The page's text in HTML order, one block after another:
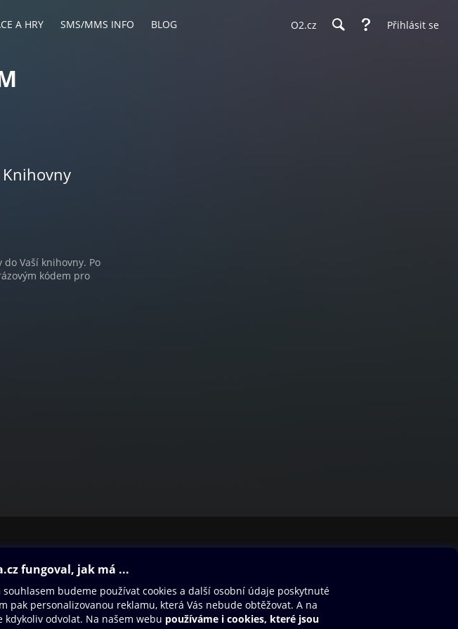
A HRY SMS/MMS INFO BLOG O2.cz Přihlásit se
Vaší knihovny. Po
kódem pro